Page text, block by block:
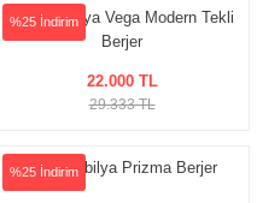
%25 İndirim
Tarz Mobilya Vega Modern Tekli
Berjer
22.000 TL
29.333 TL
%25 İndirim
Tarz Mobilya Prizma Berjer